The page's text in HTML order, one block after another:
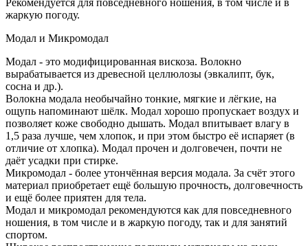
Рекомендуется для повседневного ношения, в том числе и в
жаркую погоду.
Модал и Микромодал
Модал - это модифицированная вискоза. Волокно
вырабатывается из древесной целлюлозы (эвкалипт, бук,
сосна и др.).
Волокна модала необычайно тонкие, мягкие и лёгкие, на
ощупь напоминают шёлк. Модал хорошо пропускает воздух и
позволяет коже свободно дышать. Модал впитывает влагу в
1,5 раза лучше, чем хлопок, и при этом быстро её испаряет (в
отличие от хлопка). Модал прочен и долговечен, почти не
даёт усадки при стирке.
Микромодал - более утончённая версия модала. За счёт этого
материал приобретает ещё большую прочность, долговечность
и ещё более приятен для тела.
Модал и микромодал рекомендуются как для повседневного
ношения, в том числе и в жаркую погоду, так и для занятий
спортом.